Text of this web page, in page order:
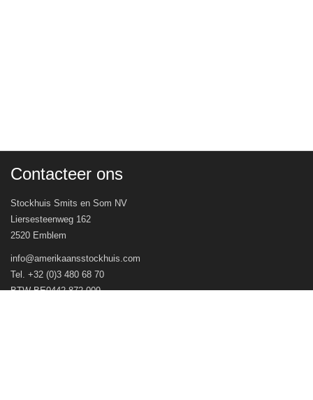
Contacteer ons
Stockhuis Smits en Som NV
Liersesteenweg 162
2520 Emblem
info@amerikaansstockhuis.com
Tel. +32 (0)3 480 68 70
BTW BE0442.872.009